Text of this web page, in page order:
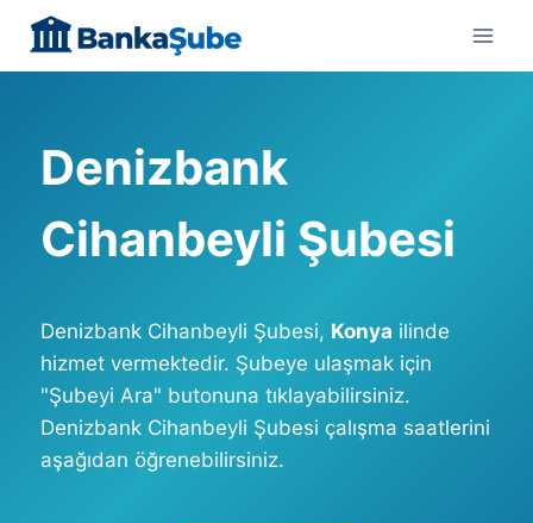
content
Denizbank
Cihanbeyli Şubesi
Denizbank Cihanbeyli Şubesi, Konya ilinde
hizmet vermektedir. Şubeye ulaşmak için
"Şubeyi Ara" butonuna tıklayabilirsiniz.
Denizbank Cihanbeyli Şubesi çalışma saatlerini
aşağıdan öğrenebilirsiniz.